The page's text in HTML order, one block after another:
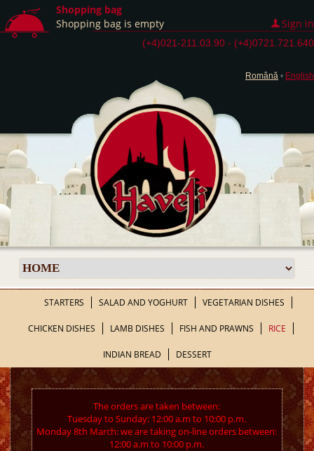
Shopping bag
Shopping bag is empty
Sign in
(+4)021-211.03.90 - (+4)0721.721.640
Română • English
STARTERS SALAD AND YOGHURT VEGETARIAN DISHES
CHICKEN DISHES LAMB DISHES FISH AND PRAWNS RICE
INDIAN BREAD DESSERT
The orders are taken between:
Tuesday to Sunday: 12:00 a.m to 10:00 p.m.
Monday 8th March: we are taking on-line orders between:
12:00 a.m to 10:00 p.m.